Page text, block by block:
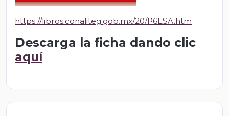
https://libros.conaliteg.gob.mx/20/P6ESA.htm
Descarga la ficha dando clic
aquí